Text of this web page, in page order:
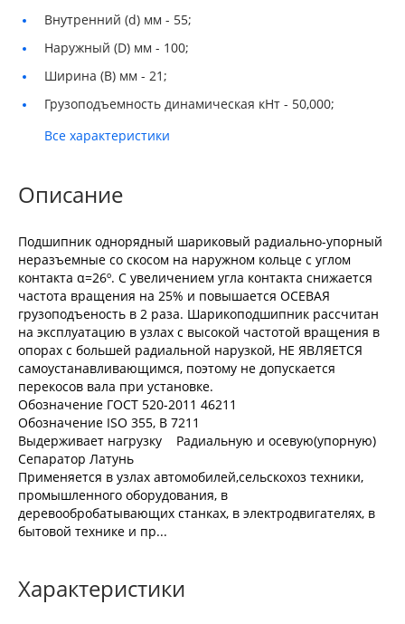
Внутренний (d) мм - 55;
Наружный (D) мм - 100;
Ширина (B) мм - 21;
Грузоподъемность динамическая кНт - 50,000;
Все характеристики
Описание
Подшипник однорядный шариковый радиально-упорный
неразъемные со скосом на наружном кольце с углом
контакта α=26º. С увеличением угла контакта снижается
частота вращения на 25% и повышается ОСЕВАЯ
грузоподъеность в 2 раза. Шарикоподшипник рассчитан
на эксплуатацию в узлах с высокой частотой вращения в
опорах с большей радиальной нарузкой, НЕ ЯВЛЯЕТСЯ
самоустанавливающимся, поэтому не допускается
перекосов вала при установке.
Обозначение ГОСТ 520-2011 46211
Обозначение ISO 355, В 7211
Выдерживает нагрузку Радиальную и осевую(упорную)
Сепаратор Латунь
Применяется в узлах автомобилей,сельскохоз техники,
промышленного оборудования, в
деревообробатывающих станках, в электродвигателях, в
бытовой технике и пр...
Характеристики